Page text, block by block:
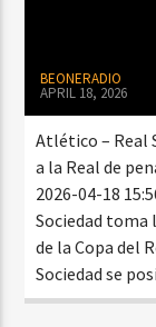
BEONERADIO
APRIL 18, 2026
Atlético – Real
a la Real de
2026-04-18
Sociedad
de la Copa del
Sociedad se